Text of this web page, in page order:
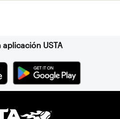
aplicación USTA